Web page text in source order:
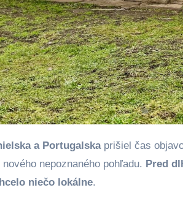
a Portugalskaprišiel čas
nepoznaného pohľadu. Pred
niečo lokálne.